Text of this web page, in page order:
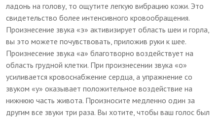
ладонь на голову, то ощутите легкую вибрацию кожи. Это
свидетельство более интенсивного кровообращения.
Произнесение звука «э» активизирует область шеи и горла,
вы это можете почувствовать, приложив руки к шее.
Произнесение звука «а» благотворно воздействует на
область грудной клетки. При произнесении звука «о»
усиливается кровоснабжение сердца, а упражнение со
звуком «у» оказывает положительное воздействие на
нижнюю часть живота. Произносите медленно один за
другим все звуки три раза. Вы хотите, чтобы ваш голос был